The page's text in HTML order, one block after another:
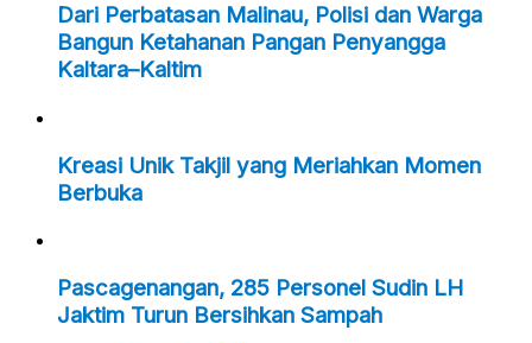
Dari Perbatasan Malinau, Polisi dan Warga
Bangun Ketahanan Pangan Penyangga
Kaltara–Kaltim
Kreasi Unik Takjil yang Meriahkan Momen
Berbuka
Pascagenangan, 285 Personel Sudin LH
Jaktim Turun Bersihkan Sampah